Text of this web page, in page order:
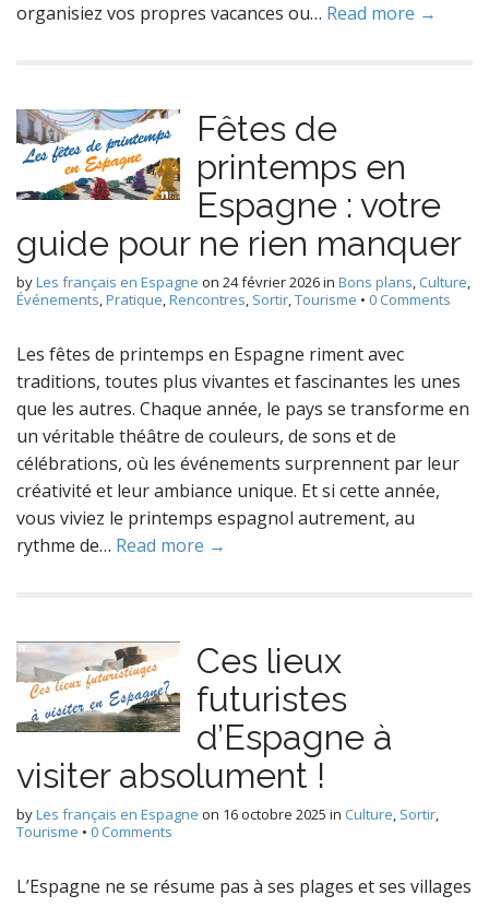
organisiez vos propres vacances ou… Read more →
Fêtes de
printemps en
Espagne : votre
guide pour ne rien manquer
byLes français en Espagne on 24 février 2026in Bons plans, Culture,
Événements,Pratique,Rencontres, Sortir,Tourisme • 0 Comments
Les fêtes de printemps en Espagne riment avec
traditions, toutes plus vivantes et fascinantes les unes
que les autres. Chaque année, le pays se transforme en
un véritable théâtre de couleurs, de sons et de
célébrations, où les événements surprennent par leur
créativité et leur ambiance unique. Et si cette année,
vous viviez le printemps espagnol autrement, au
rythme de… Read more →
Ces lieux
futuristes
d’Espagne à
visiter absolument !
byLes français en Espagne on 16 octobre 2025 in Culture, Sortir,
Tourisme • 0 Comments
L’Espagne ne se résume pas à ses plages et ses villages